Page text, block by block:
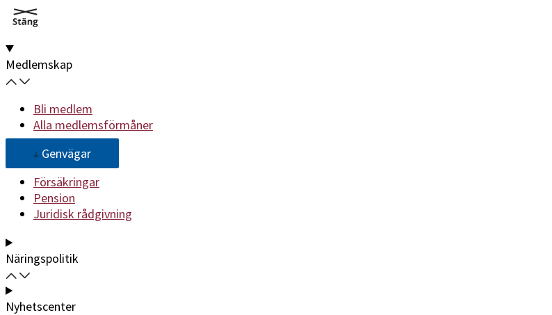
Medlemskap
Bli medlem
Alla medlemsförmåner
Genvägar
Försäkringar
Pension
Juridisk rådgivning
Näringspolitik
Nyhetscenter